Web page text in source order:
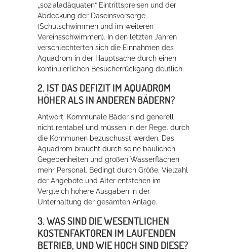
„sozialadäquaten“ Eintrittspreisen und der
Abdeckung der Daseinsvorsorge
(Schulschwimmen und im weiteren
Vereinsschwimmen). In den letzten Jahren
verschlechterten sich die Einnahmen des
Aquadrom in der Hauptsache durch einen
kontinuierlichen Besucherrückgang deutlich.
2. IST DAS DEFIZIT IM AQUADROM
HÖHER ALS IN ANDEREN BÄDERN?
Antwort: Kommunale Bäder sind generell
nicht rentabel und müssen in der Regel durch
die Kommunen bezuschusst werden. Das
Aquadrom braucht durch seine baulichen
Gegebenheiten und großen Wasserflächen
mehr Personal. Bedingt durch Größe, Vielzahl
der Angebote und Alter entstehen im
Vergleich höhere Ausgaben in der
Unterhaltung der gesamten Anlage.
3. WAS SIND DIE WESENTLICHEN
KOSTENFAKTOREN IM LAUFENDEN
BETRIEB, UND WIE HOCH SIND DIESE?